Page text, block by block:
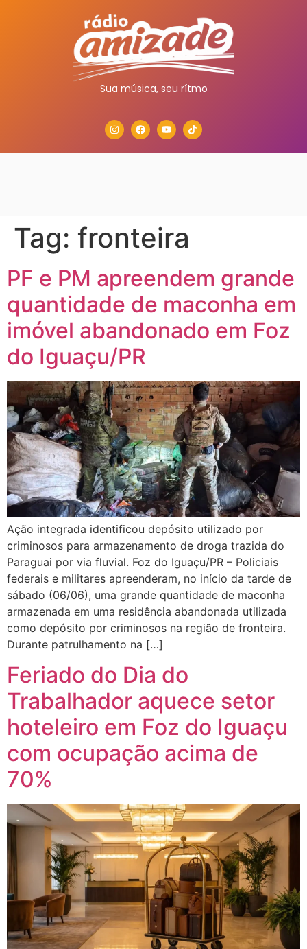
Sua música, seu rítmo
Tag: fronteira
PF e PM apreendem grande
quantidade de maconha em
imóvel abandonado em Foz
do Iguaçu/PR
Ação integrada identificou depósito utilizado por
criminosos para armazenamento de droga trazida do
Paraguai por via fluvial. Foz do Iguaçu/PR – Policiais
federais e militares apreenderam, no início da tarde de
sábado (06/06), uma grande quantidade de maconha
armazenada em uma residência abandonada utilizada
como depósito por criminosos na região de fronteira.
Durante patrulhamento na […]
Feriado do Dia do
Trabalhador aquece setor
hoteleiro em Foz do Iguaçu
com ocupação acima de
70%